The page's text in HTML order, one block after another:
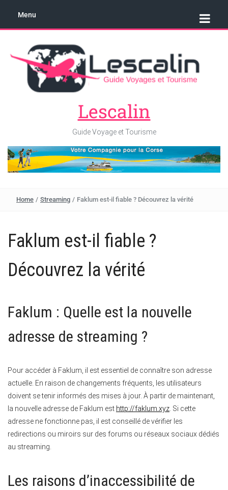
Menu
Lescalin
Guide Voyage et Tourisme
Home / Streaming / Faklum est-il fiable ? Découvrez la vérité
Faklum est-il fiable ?
Découvrez la vérité
Faklum : Quelle est la nouvelle
adresse de streaming ?
Pour accéder à Faklum, il est essentiel de connaître son adresse
actuelle. En raison de changements fréquents, les utilisateurs
doivent se tenir informés des mises à jour. À partir de maintenant,
la nouvelle adresse de Faklum est http://faklum.xyz . Si cette
adresse ne fonctionne pas, il est conseillé de vérifier les
redirections ou miroirs sur des forums ou réseaux sociaux dédiés
au streaming.
Les raisons d’inaccessibilité de